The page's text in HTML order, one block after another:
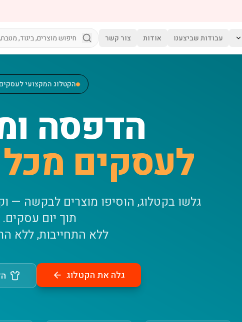
עבודות שביצענו אודות צור קשר
הקטלוג המקצועי לעסקים
הדפסה
לעסקים
גלשו בקטלוג, הוסיפו מוצרים לבקשה —
תוך יום עסקים.
ללא התחייבות, ללא
גלה את הקטלוג